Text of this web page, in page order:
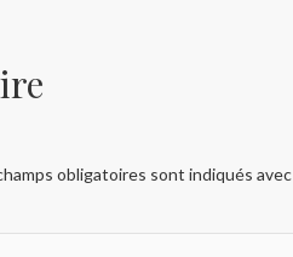
obligatoires sont indiqués avec